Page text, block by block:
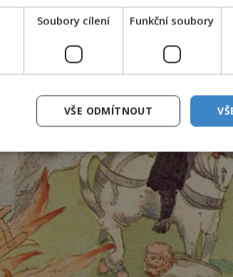
Soubory cílení Funkční soubory
VŠE ODMÍTNOUT